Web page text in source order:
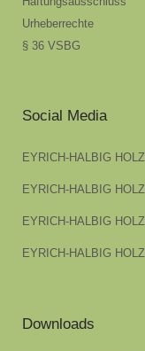
Urheberrechte
§ 36 VSBG
Social Media
EYRICH-HALBIG
EYRICH-HALBIG
EYRICH-HALBIG
EYRICH-HALBIG
Downloads